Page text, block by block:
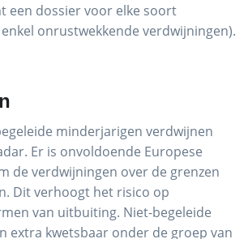
een dossier voor elke soort
onrustwekkende verdwijningen).
minderjarigen verdwijnen
Er is onvoldoende Europese
de verdwijningen over de grenzen
Dit verhoogt het risico op
van uitbuiting. Niet-begeleide
extra kwetsbaar onder de groep van